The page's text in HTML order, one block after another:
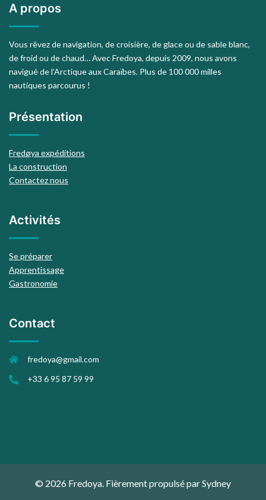
A propos
Vous rêvez de navigation, de croisière, de glace ou de sable blanc,
de froid ou de chaud… Avec Fredoya, depuis 2009, nous avons
navigué de l’Arctique aux Caraïbes. Plus de 100 000 milles
nautiques parcourus !
Présentation
Fredøya expéditions
La construction
Contactez nous
Activités
Se préparer
Apprentissage
Gastronomie
Contact
fredoya@gmail.com
+33 6 95 87 59 99
© 2026 Fredoya. Fièrement propulsé parSydney